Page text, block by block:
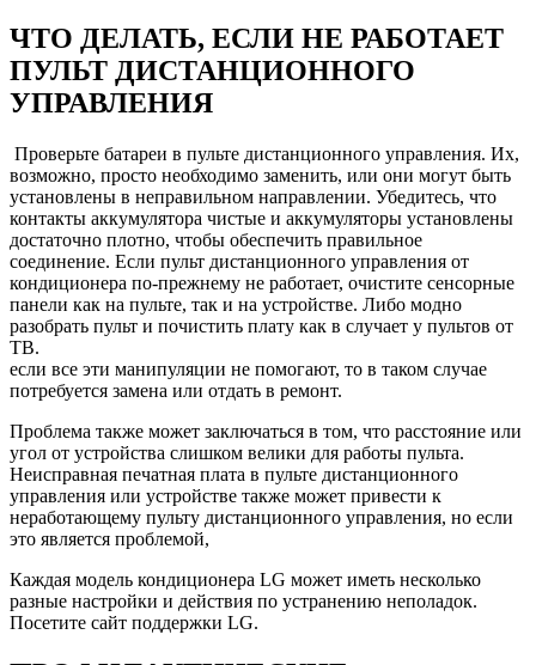
ЧТО ДЕЛАТЬ, ЕСЛИ НЕ РАБОТАЕТ
ПУЛЬТ ДИСТАНЦИОННОГО
УПРАВЛЕНИЯ
Проверьте батареи в пульте дистанционного управления. Их,
возможно, просто необходимо заменить, или они могут быть
установлены в неправильном направлении. Убедитесь, что
контакты аккумулятора чистые и аккумуляторы установлены
достаточно плотно, чтобы обеспечить правильное
соединение. Если пульт дистанционного управления от
кондиционера по-прежнему не работает, очистите сенсорные
панели как на пульте, так и на устройстве. Либо модно
разобрать пульт и почистить плату как в случает у пультов от
ТВ.
если все эти манипуляции не помогают, то в таком случае
потребуется замена или отдать в ремонт.
Проблема также может заключаться в том, что расстояние или
угол от устройства слишком велики для работы пульта.
Неисправная печатная плата в пульте дистанционного
управления или устройстве также может привести к
неработающему пульту дистанционного управления, но если
это является проблемой,
Каждая модель кондиционера LG может иметь несколько
разные настройки и действия по устранению неполадок.
Посетите сайт поддержки LG.